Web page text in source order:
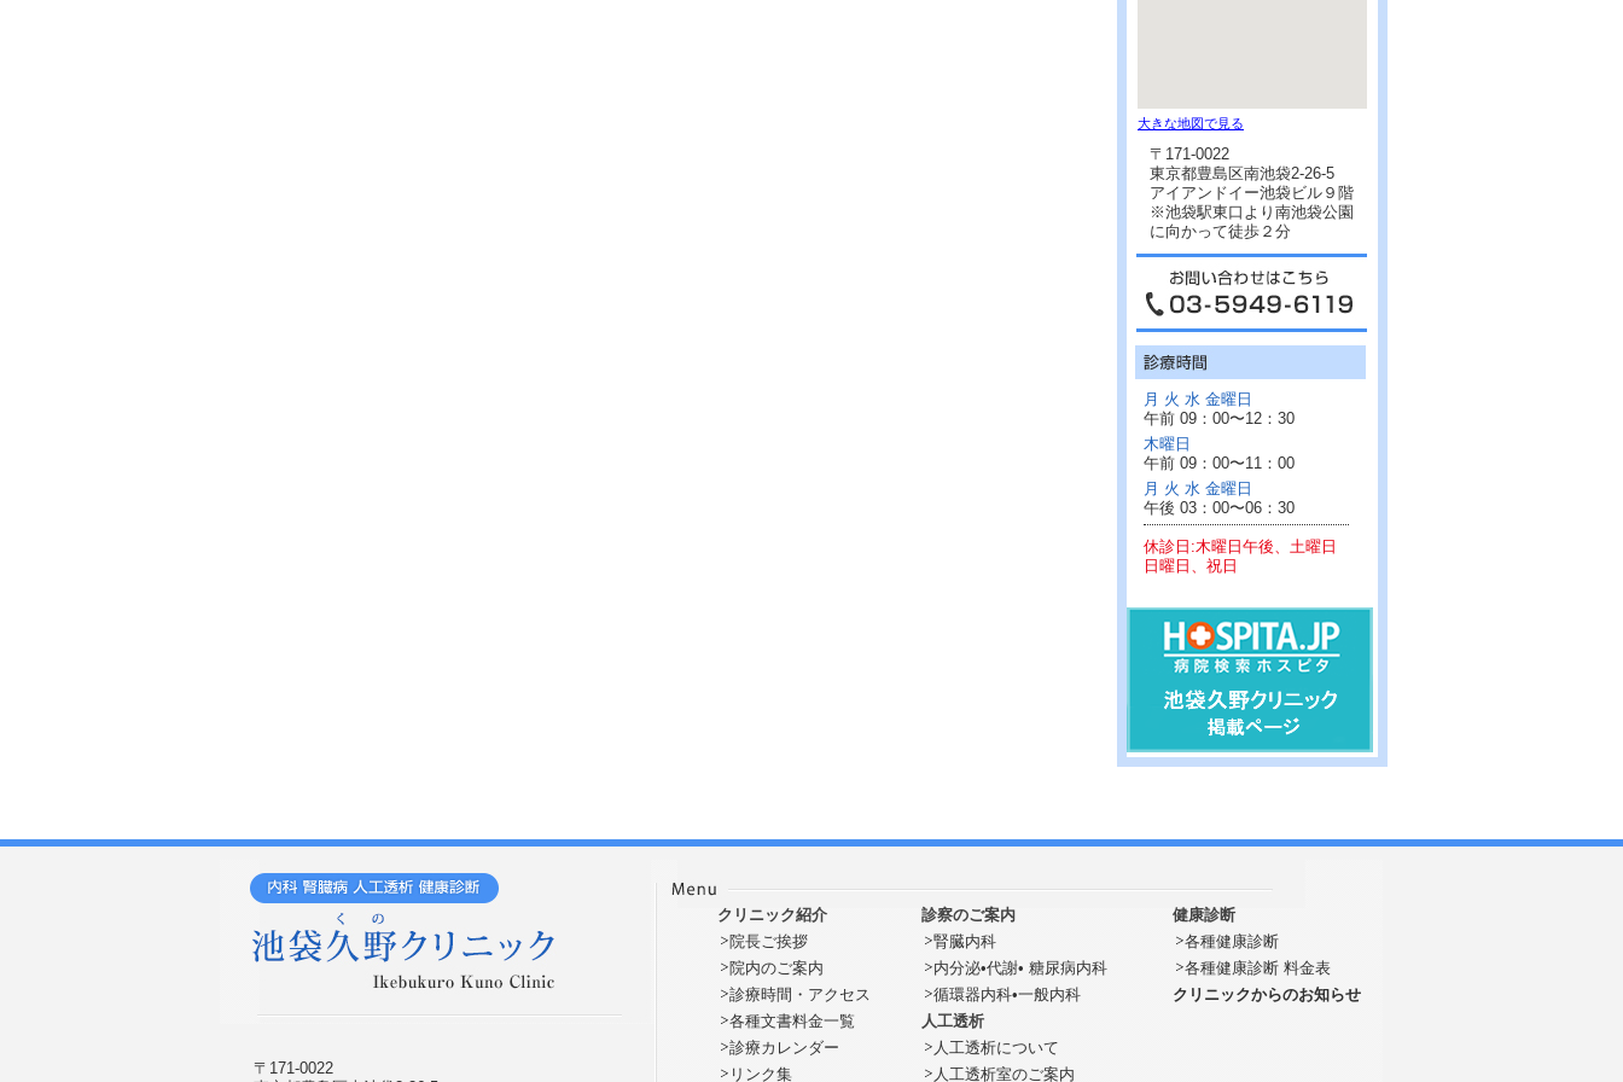
大きな地図で見る
〒171-0022
東京都豊島区南池袋2-26-5
アイアンドイー池袋ビル９階
※池袋駅東口より南池袋公園
に向かって徒歩２分
月 火 水 金曜日
午前 09：00〜12：30
木曜日
午前 09：00〜11：00
月 火 水 金曜日
午後 03：00〜06：30
休診日:木曜日午後、土曜日
日曜日、祝日
〒171-0022
クリニック紹介
院長ご挨拶
院内のご案内
診療時間・アクセス
各種文書料金一覧
診療カレンダー
リンク集
診察のご案内
腎臓内科
内分泌•代謝• 糖尿病内科
循環器内科•一般内科
人工透析
人工透析について
人工透析室のご案内
健康診断
各種健康診断
各種健康診断 料金表
クリニックからのお知らせ